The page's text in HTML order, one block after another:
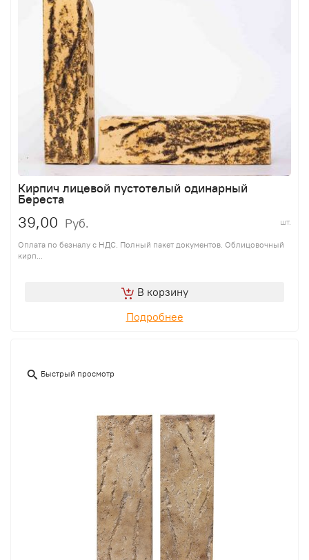
Кирпич лицевой пустотелый одинарный
Береста
39,00 Руб. шт.
Оплата по безналу с НДС. Полный пакет документов. Облицовочный
кирп...
В корзину
Подробнее
Быстрый просмотр